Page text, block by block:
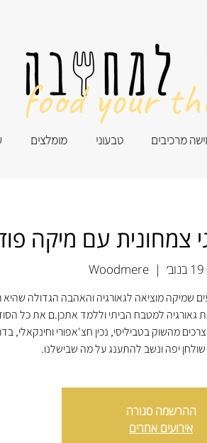
מומלצים טבעוני מרכיבים
food your
צמחונית עם מיקה
  |
Woodmere
שמיקה מוציאה לגאורגיה והאהבה הגדולה
מהשוק בטביליסי, נכין חצ'אפורי וחינקאלי,
שולחן יפה ונשב להתענג על מה שבישלנו.
ההרשמה סגורה
אירועים אחרים